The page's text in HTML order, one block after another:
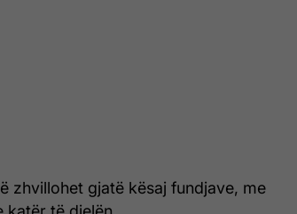
zhvillohet gjatë kësaj fundjave, me